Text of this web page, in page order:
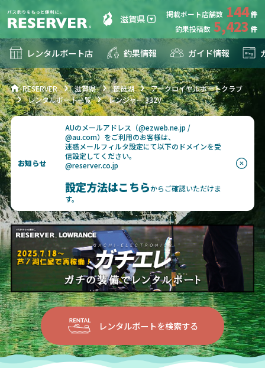
滋賀県 掲載ボート店舗数 144
釣果投稿数 5,423
レンタルボート店 釣果情報 ガイド情報
RESERVER 滋賀県 琵琶湖
アークロイヤルボートクラブ
レンタルボート一覧
レンジャー 332V
お知らせ
AUのメールアドレス（@ezweb.ne.jp /
@au.com）をご利用のお客様は、
迷惑メールフィルタ設定にて以下のドメインを受
信設定してください。
@reserver.co.jp
設定方法はこちらからご確認いただけま
す。
レンタルボートを検索する